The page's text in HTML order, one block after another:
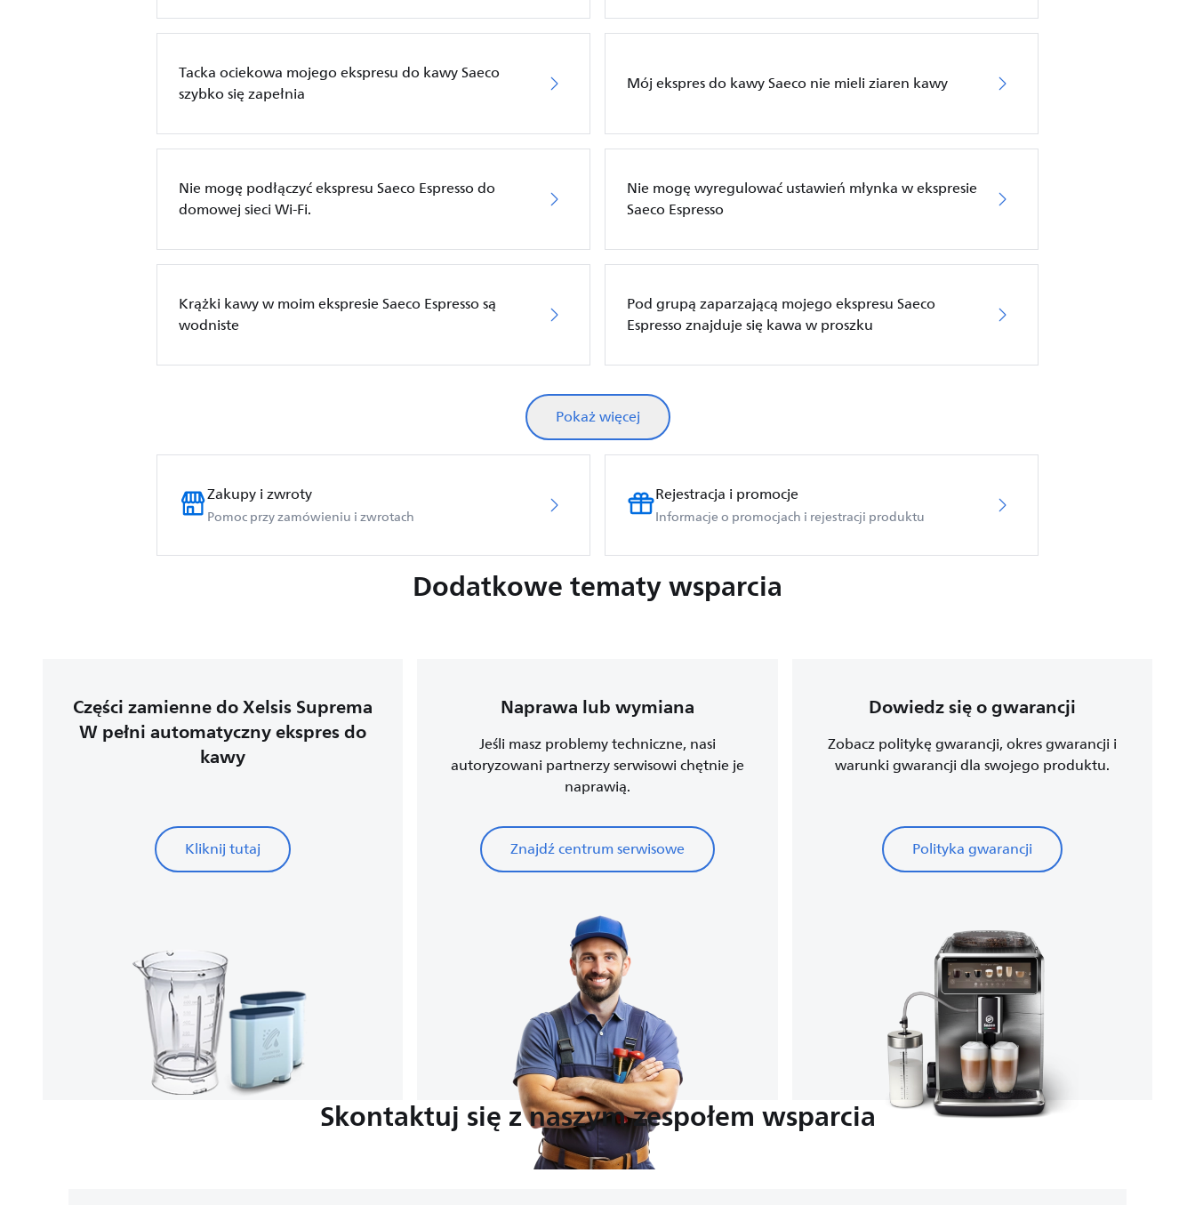
Tacka ociekowa mojego ekspresu do kawy Saeco
szybko się zapełnia
Mój ekspres do kawy Saeco nie mieli ziaren kawy
Nie mogę podłączyć ekspresu Saeco Espresso do
domowej sieci Wi-Fi.
Nie mogę wyregulować ustawień młynka w ekspresie
Saeco Espresso
Krążki kawy w moim ekspresie Saeco Espresso są
wodniste
Pod grupą zaparzającą mojego ekspresu Saeco
Espresso znajduje się kawa w proszku
Pokaż więcej
Zakupy i zwroty
Pomoc przy zamówieniu i zwrotach
Rejestracja i promocje
Informacje o promocjach i rejestracji produktu
Dodatkowe tematy wsparcia
Części zamienne do Xelsis Suprema
W pełni automatyczny ekspres do
kawy
Kliknij tutaj
Naprawa lub wymiana
Jeśli masz problemy techniczne, nasi
autoryzowani partnerzy serwisowi chętnie je
naprawią.
Znajdź centrum serwisowe
Dowiedz się o gwarancji
Zobacz politykę gwarancji, okres gwarancji i
warunki gwarancji dla swojego produktu.
Polityka gwarancji
Skontaktuj się z naszym zespołem wsparcia